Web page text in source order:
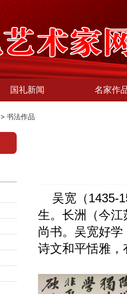
国礼新闻 名家作
> 书法作品
吴宽（1435-
生。长洲（今
尚书。吴宽好
诗文和平恬雅